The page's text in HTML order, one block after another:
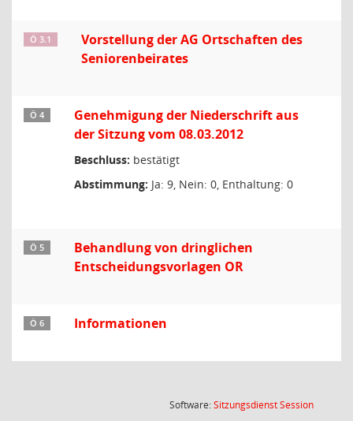
Ö 3.1
Vorstellung der AG Ortschaften des
Seniorenbeirates
Ö 4
Genehmigung der Niederschrift aus
der Sitzung vom 08.03.2012
Beschluss: bestätigt
Abstimmung: Ja: 9, Nein: 0, Enthaltung: 0
Ö 5
Behandlung von dringlichen
Entscheidungsvorlagen OR
Ö 6 Informationen
Software:SitzungsdienstSession(Wird in